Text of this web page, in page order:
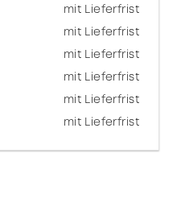
mit Lieferfrist
mit Lieferfrist
mit Lieferfrist
mit Lieferfrist
mit Lieferfrist
mit Lieferfrist